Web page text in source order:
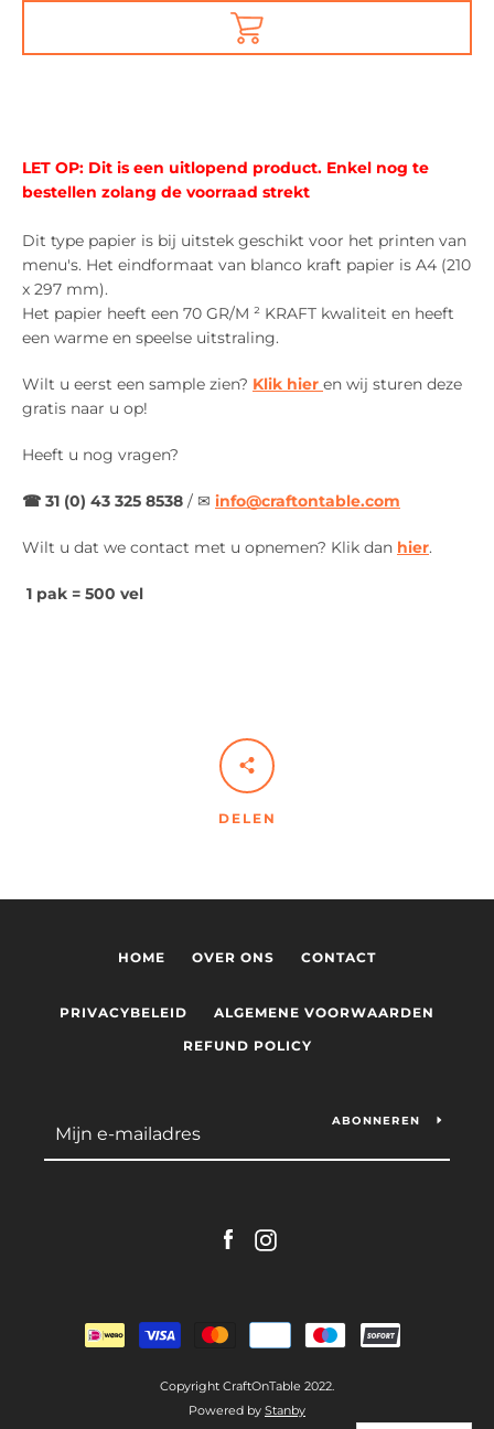
LET OP: Dit is een uitlopend product. Enkel nog te
bestellen zolang de voorraad strekt
Dit type papier is bij uitstek geschikt voor het printen van
menu's. Het eindformaat van blanco kraft papier is A4 (210
x 297 mm).
Het papier heeft een 70 GR/M ² KRAFT kwaliteit en heeft
een warme en speelse uitstraling.
Wilt u eerst een sample zien? Klik hier en wij sturen deze
gratis naar u op!
Heeft u nog vragen?
☎ 31 (0) 43 325 8538 / ✉ info@craftontable.com
Wilt u dat we contact met u opnemen? Klik dan hier.
1 pak = 500 vel
DELEN
HOME OVER ONS CONTACT
PRIVACYBELEID
ALGEMENE VOORWAARDEN
REFUND POLICY
ABONNEREN
Facebook
Betalingspictogrammen
Copyright CraftOnTable 2022.
Powered by Stanby